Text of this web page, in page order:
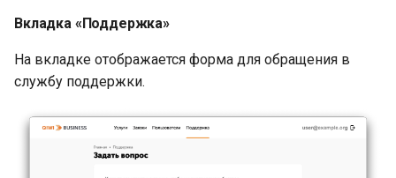
Вкладка «Поддержка»
На вкладке отображается форма для обращения в
службу поддержки.